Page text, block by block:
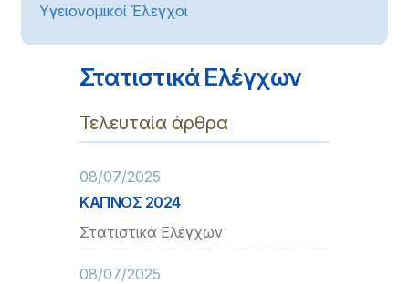
Υγειονομικοί Έλεγχοι
Στατιστικά Ελέγχων
Τελευταία άρθρα
08/07/2025
ΚΑΠΝΟΣ 2024
Στατιστικά Ελέγχων
08/07/2025